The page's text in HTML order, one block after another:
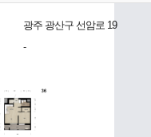
광주 광산구 선암로 19
-